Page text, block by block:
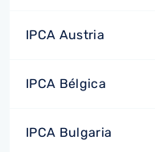
IPCA Austria
IPCA Bélgica
IPCA Bulgaria